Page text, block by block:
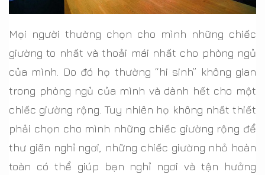
Mọi người thường chọn cho mình những chiếc
giường to nhất và thoải mái nhất cho phòng ngủ
của mình. Do đó họ thường “hi sinh” không gian
trong phòng ngủ của mình và dành hết cho một
chiếc giường rộng. Tuy nhiên họ không nhất thiết
phải chọn cho mình những chiếc giường rộng để
thư giãn nghỉ ngơi, những chiếc giường nhỏ hoàn
toàn có thể giúp bạn nghỉ ngơi và tận hưởng